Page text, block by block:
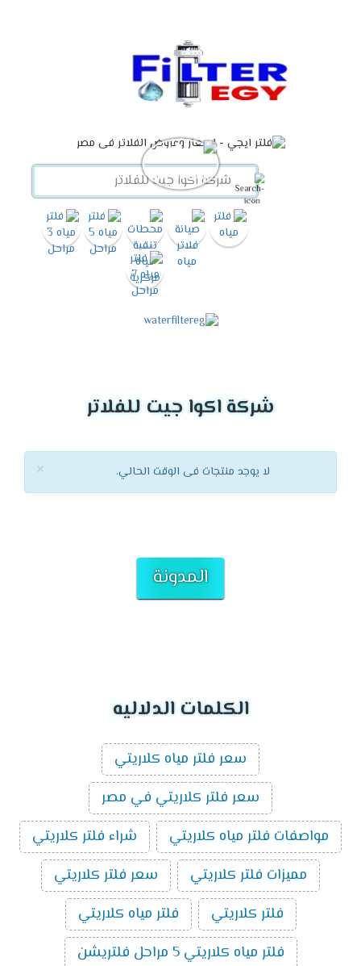
شركة اكوا جيت للفلاتر
× لا يوجد منتجات فى الوقت الحالي.
المدونة
الكلمات الدلاليه
سعر فلتر مياه كلاريتي
سعر فلتر كلاريتي في مصر
مواصفات فلتر مياه كلاريتي
شراء فلتر كلاريتي
مميزات فلتر كلاريتي
سعر فلتر كلاريتي
فلتر كلاريتي
فلتر مياه كلاريتي
فلتر مياه كلاريتي 5 مراحل فلتريشن